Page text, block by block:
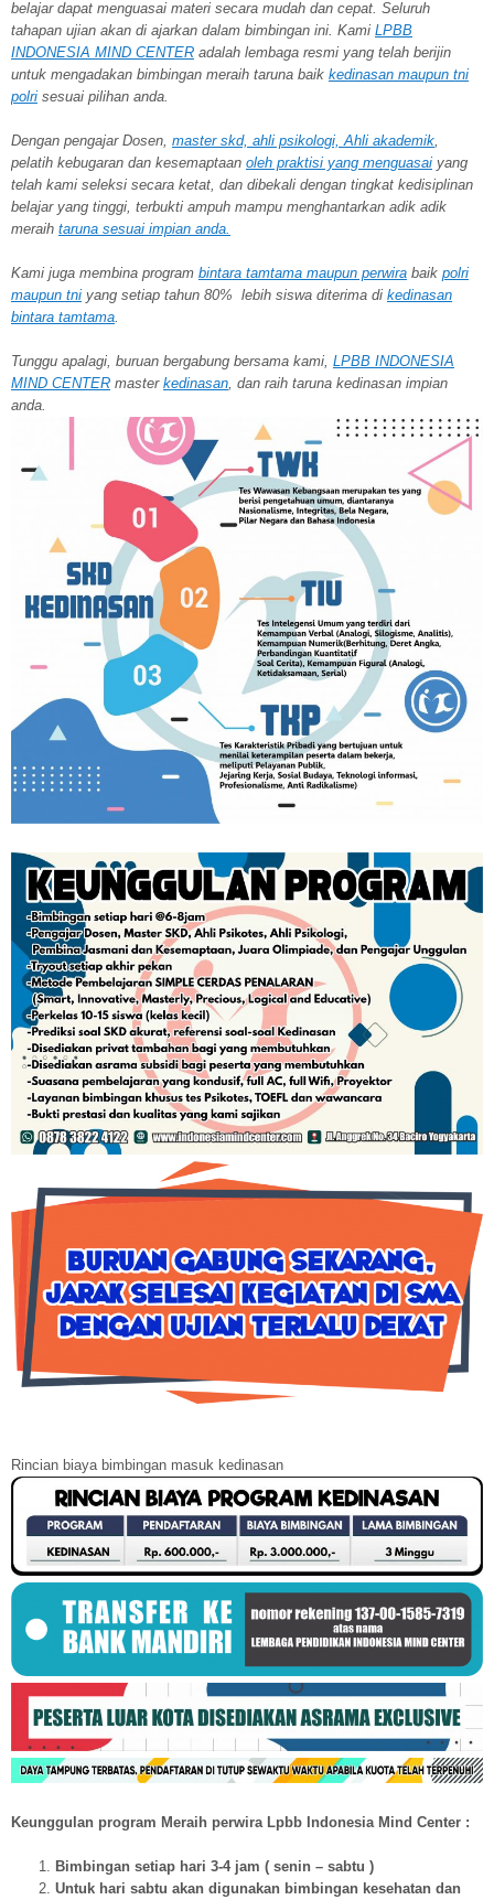
belajar dapat menguasai materi secara mudah dan cepat. Seluruh
tahapan ujian akan di ajarkan dalam bimbingan ini. Kami LPBB
INDONESIA MIND CENTER adalah lembaga resmi yang telah berijin
untuk mengadakan bimbingan meraih taruna baik kedinasan maupun tni
polri sesuai pilihan anda.
Dengan pengajar Dosen, master skd, ahli psikologi, Ahli akademik
pelatih kebugaran dan kesemaptaan oleh praktisi yang menguasai yang
telah kami seleksi secara ketat, dan dibekali dengan tingkat kedisiplinan
belajar yang tinggi, terbukti ampuh mampu menghantarkan adik adik
meraih taruna sesuai impian anda.
Kami juga membina program bintara tamtama maupun perwira baik polri
maupun tni yang setiap tahun 80% lebih siswa diterima di kedinasan
bintara tamtama
Tunggu apalagi, buruan bergabung bersama kami, LPBB INDONESIA
MIND CENTER master kedinasan , dan raih taruna kedinasan impian
anda.
Rincian biaya bimbingan masuk kedinasan
Keunggulan program Meraih perwira Lpbb Indonesia Mind Center :
Bimbingan setiap hari 3-4 jam ( senin – sabtu )
Untuk hari sabtu akan digunakan bimbingan kesehatan dan